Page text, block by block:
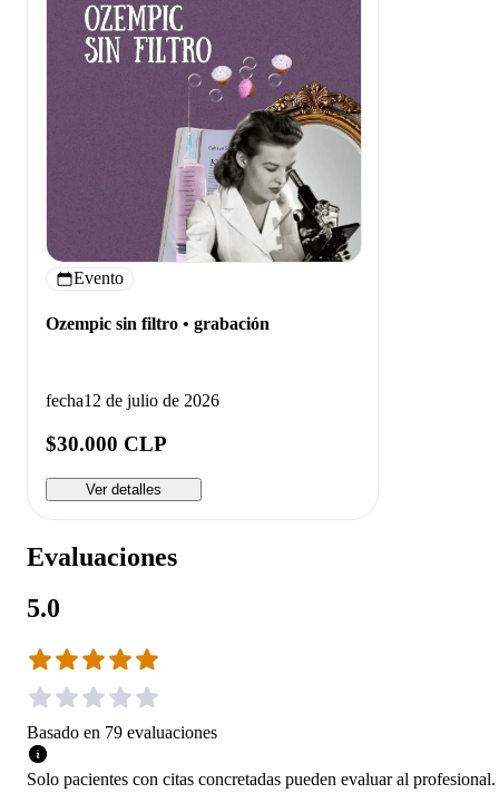
Evento
Ozempic sin filtro • grabación
fecha12 de julio de 2026
$30.000 CLP
Ver detalles
Evaluaciones
5.0
Basado en 79 evaluaciones
Solo pacientes con citas concretadas pueden evaluar al profesional.